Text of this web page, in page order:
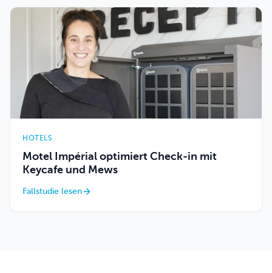
HOTELS
Motel Impérial optimiert Check-in mit
Keycafe und Mews
Fallstudie lesen